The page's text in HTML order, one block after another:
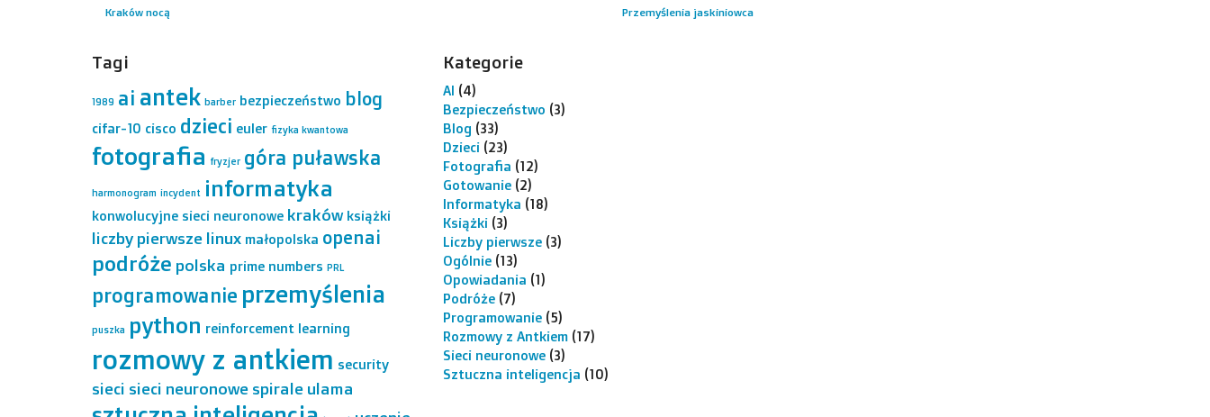
Przemyślenia jaskiniowca
Kraków nocą
Tagi
1989 ai antek barber bezpieczeństwo blog
cifar-10 cisco dzieci euler fizyka kwantowa
fotografia fryzjer góra puławska
harmonogram incydent informatyka
konwolucyjne sieci neuronowe kraków książki
liczby pierwsze linux małopolska openai
podróże polska prime numbers PRL
programowanie przemyślenia
puszka python reinforcement learning
rozmowy z antkiem security
sieci sieci neuronowe spirale ulama
Kategorie
AI (4)
Bezpieczeństwo (3)
Blog (33)
Dzieci (23)
Fotografia (12)
Gotowanie (2)
Informatyka (18)
Książki (3)
Liczby pierwsze (3)
Ogólnie (13)
Opowiadania (1)
Podróże (7)
Programowanie (5)
Rozmowy z Antkiem (17)
Sieci neuronowe (3)
Sztuczna inteligencja (10)